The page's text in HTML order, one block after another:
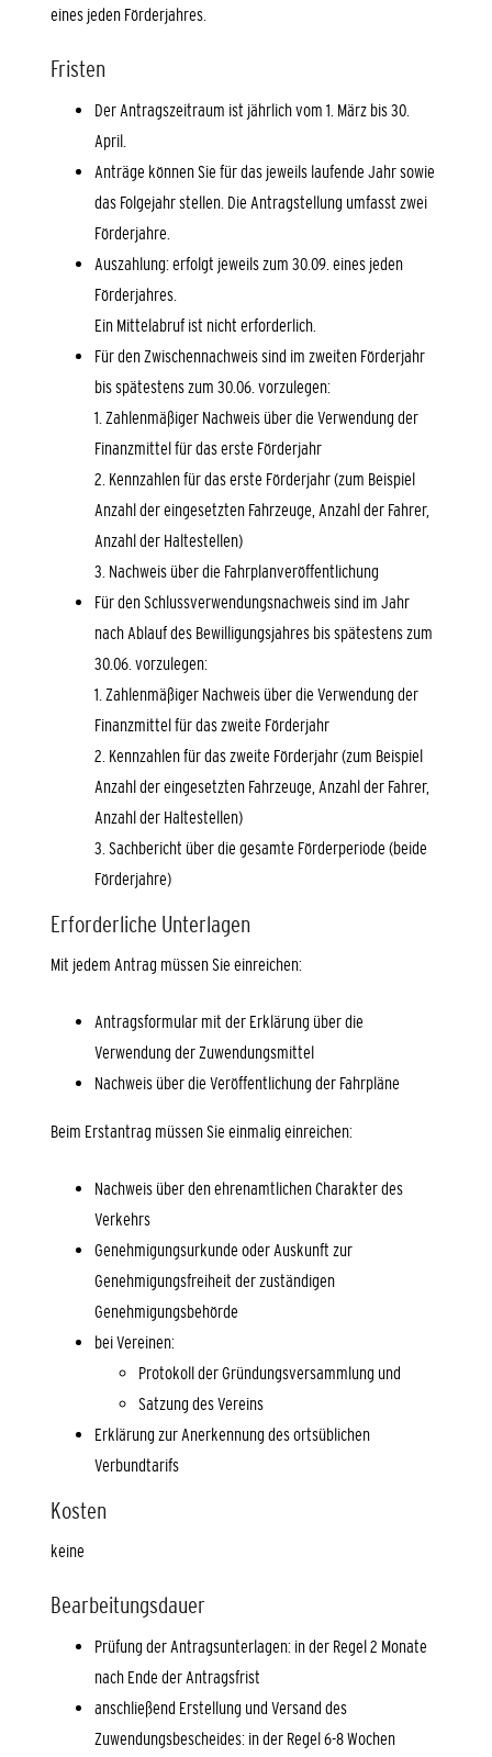
eines jeden Förderjahres.
Fristen
Der Antragszeitraum ist jährlich vom 1. März bis 30.
April.
Anträge können Sie für das jeweils laufende Jahr sowie
das Folgejahr stellen. Die Antragstellung umfasst zwei
Förderjahre.
Auszahlung: erfolgt jeweils zum 30.09. eines jeden
Förderjahres.
Ein Mittelabruf ist nicht erforderlich.
Für den Zwischennachweis sind im zweiten Förderjahr
bis spätestens zum 30.06. vorzulegen:
1. Zahlenmäßiger Nachweis über die Verwendung der
Finanzmittel für das erste Förderjahr
2. Kennzahlen für das erste Förderjahr (zum Beispiel
Anzahl der eingesetzten Fahrzeuge, Anzahl der Fahrer,
Anzahl der Haltestellen)
3. Nachweis über die Fahrplanveröffentlichung
Für den Schlussverwendungsnachweis sind im Jahr
nach Ablauf des Bewilligungsjahres bis spätestens zum
30.06. vorzulegen:
1. Zahlenmäßiger Nachweis über die Verwendung der
Finanzmittel für das zweite Förderjahr
2. Kennzahlen für das zweite Förderjahr (zum Beispiel
Anzahl der eingesetzten Fahrzeuge, Anzahl der Fahrer,
Anzahl der Haltestellen)
3. Sachbericht über die gesamte Förderperiode (beide
Förderjahre)
Erforderliche Unterlagen
Mit jedem Antrag müssen Sie einreichen:
Antragsformular mit der Erklärung über die
Verwendung der Zuwendungsmittel
Nachweis über die Veröffentlichung der Fahrpläne
Beim Erstantrag müssen Sie einmalig einreichen:
Nachweis über den ehrenamtlichen Charakter des
Verkehrs
Genehmigungsurkunde oder Auskunft zur
Genehmigungsfreiheit der zuständigen
Genehmigungsbehörde
bei Vereinen:
Protokoll der Gründungsversammlung und
Satzung des Vereins
Erklärung zur Anerkennung des ortsüblichen
Verbundtarifs
Kosten
keine
Bearbeitungsdauer
Prüfung der Antragsunterlagen: in der Regel 2 Monate
nach Ende der Antragsfrist
anschließend Erstellung und Versand des
Zuwendungsbescheides: in der Regel 6-8 Wochen